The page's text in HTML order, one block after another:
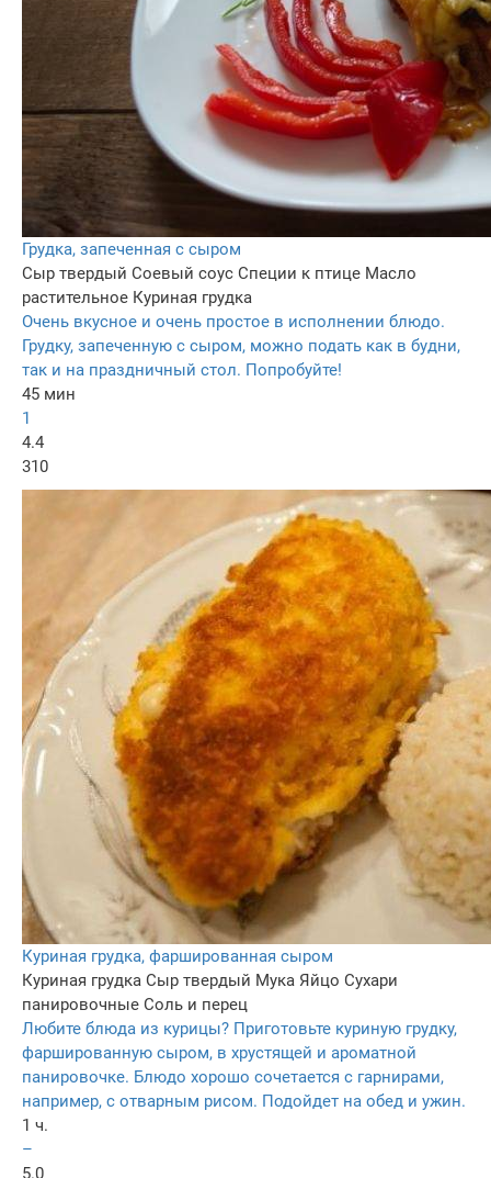
Грудка, запеченная с сыром
Сыр твердый Соевый соус Специи к птице Масло
растительное Куриная грудка
Очень вкусное и очень простое в исполнении блюдо.
Грудку, запеченную с сыром, можно подать как в будни,
так и на праздничный стол. Попробуйте!
45 мин
1
4.4
310
Куриная грудка, фаршированная сыром
Куриная грудка Сыр твердый Мука Яйцо Сухари
панировочные Соль и перец
Любите блюда из курицы? Приготовьте куриную грудку,
фаршированную сыром, в хрустящей и ароматной
панировочке. Блюдо хорошо сочетается с гарнирами,
например, с отварным рисом. Подойдет на обед и ужин.
1 ч.
–
5.0